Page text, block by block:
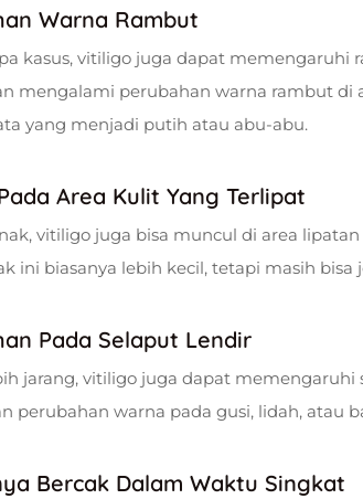
Warna Rambut
kasus, vitiligo juga dapat
mengalami perubahan warna rambut di
yang menjadi putih atau abu-abu.
Area Kulit Yang Terlipat
vitiligo juga bisa muncul di area
ini biasanya lebih kecil, tetapi masih bisa
Pada Selaput Lendir
jarang, vitiligo juga dapat
perubahan warna pada gusi, lidah, atau
Bercak Dalam Waktu Singkat